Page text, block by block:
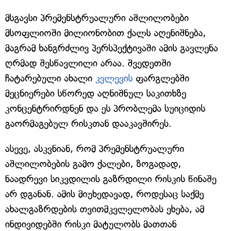
მსგავსი პრემენსტრუალური აშლილობები
მსოფლიოში მილიონობით ქალს აღენიშნება,
მაგრამ ხანგრძლივ პერსპექტივაში ამის გავლენა
ღრმად შესწავლილი არაა. შვედეთში
ჩატარებული ახალი კვლევის ფარგლებში
მეცნიერები სწორედ აღნიშნულ საკითხზე
კონცენტრირდნენ და ეს პრობლემა სუიციდის
გაორმაგებულ რისკთან დააკავშირეს.
ასევე, ასკვნიან, რომ პრემენსტრუალური
აშლილობების გამო ქალები, ზოგადად,
ნაადრევი სიკვდილის გაზრდილი რისკის წინაშე
არ დგანან. ამის მიუხედავად, როდესაც საქმე
ახალგაზრდების თვითმკვლელობას ეხება, ამ
ინდივიდებში რისკი მატულობს მათთან